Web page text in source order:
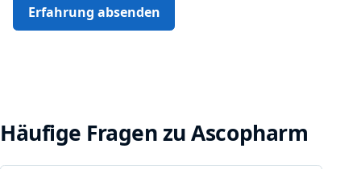
Erfahrung absenden
Häufige Fragen zu Ascopharm